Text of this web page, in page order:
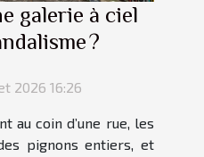
galerie à ciel
?
2026 16:26
au coin d’une rue, les
pignons entiers, et